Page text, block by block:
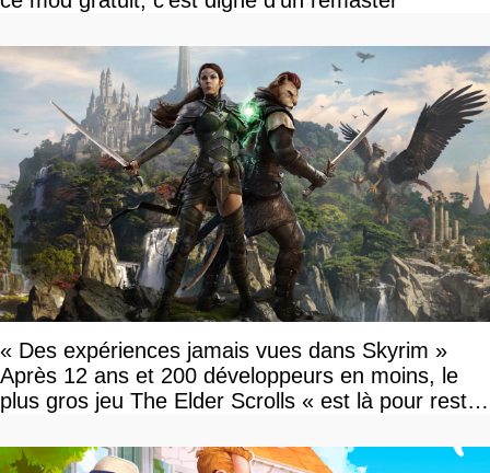
« Des expériences jamais vues dans Skyrim »
Après 12 ans et 200 développeurs en moins, le
plus gros jeu The Elder Scrolls « est là pour rester